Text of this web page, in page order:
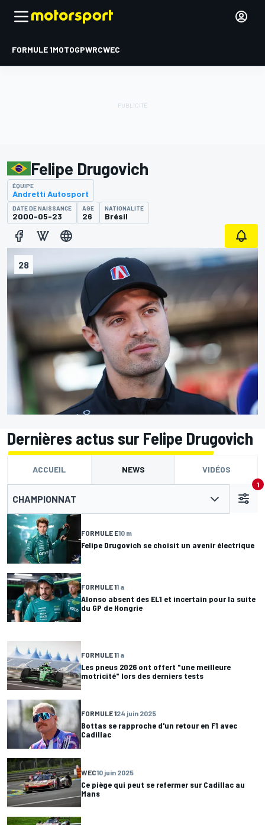
FORMULE 1MOTOGPWRCWEC
28
Felipe Drugovich
ÉQUIPE
Andretti Autosport
DATE DE NAISSANCE
2000-05-23
ÂGE
26
NATIONALITÉ
Brésil
Dernières actus sur Felipe Drugovich
ACCUEIL NEWS VIDÉOS
CHAMPIONNAT
1
FORMULE E10 m
Felipe Drugovich se choisit un avenir électrique
FORMULE 11 a
Alonso absent des EL1 et incertain pour la suite
du GP de Hongrie
FORMULE 11 a
Les pneus 2026 ont offert "une meilleure
motricité" lors des derniers tests
FORMULE 124 juin 2025
Bottas se rapproche d'un retour en F1 avec
Cadillac
WEC10 juin 2025
Ce piège qui peut se refermer sur Cadillac au
Mans